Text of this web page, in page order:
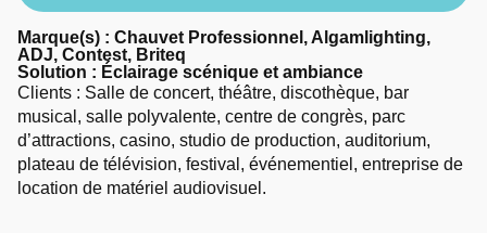
Marque(s) : Chauvet Professionnel, Algamlighting,
ADJ, Contest, Briteq
Solution : Éclairage scénique et ambiance
Clients : Salle de concert, théâtre, discothèque, bar
musical, salle polyvalente, centre de congrès, parc
d’attractions, casino, studio de production, auditorium,
plateau de télévision, festival, événementiel, entreprise de
location de matériel audiovisuel.